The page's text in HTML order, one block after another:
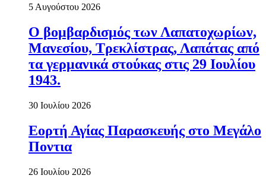
5 Αυγούστου 2026
Ο βομβαρδισμός των Λαπατοχωρίων,
Μανεσίου, Τρεκλίστρας, Λαπάτας από
τα γερμανικά στούκας στις 29 Ιουλίου
1943.
30 Ιουλίου 2026
Εορτή Αγίας Παρασκευής στο Μεγάλο
Ποντια
26 Ιουλίου 2026